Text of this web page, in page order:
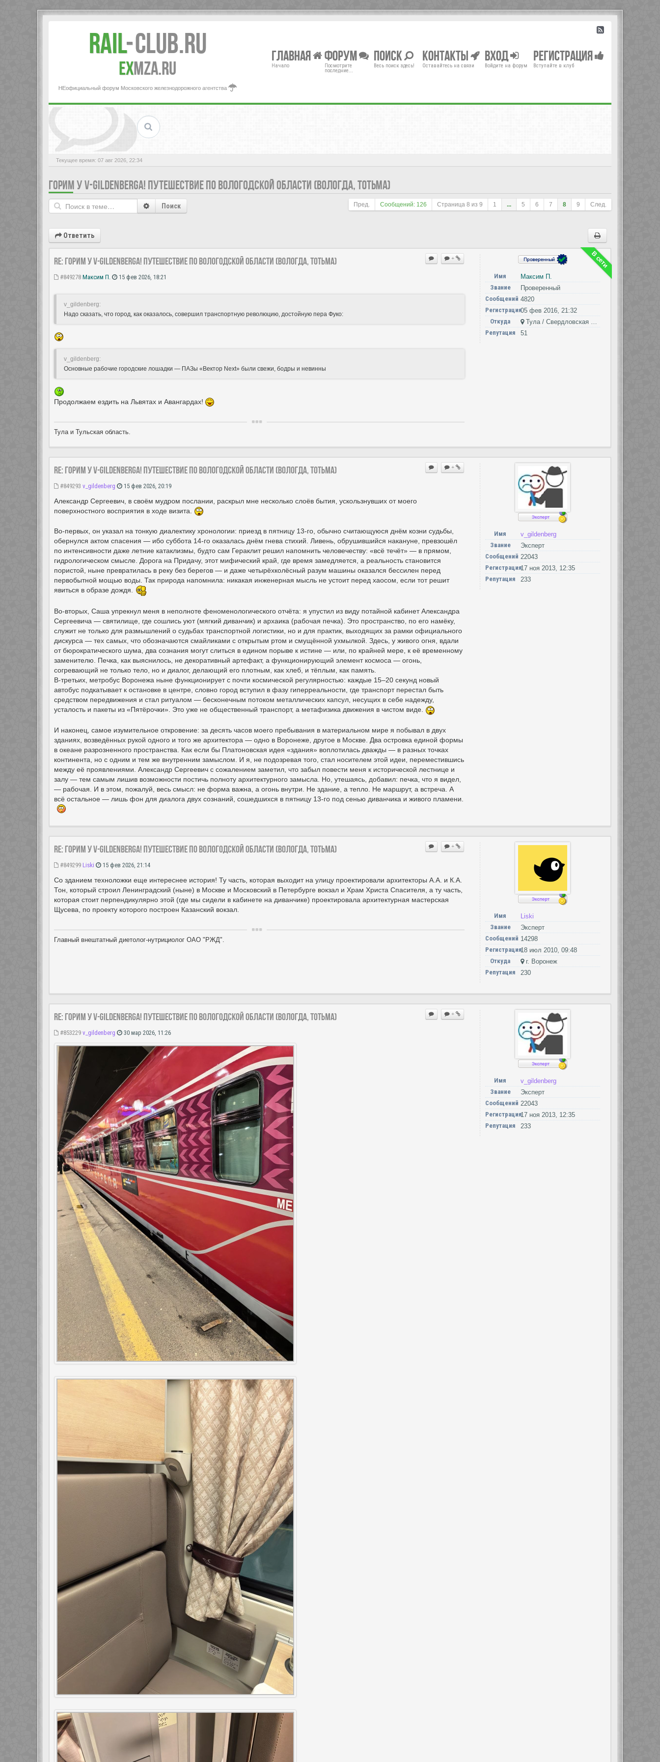
Rail-Club.RU
exMZA.RU
НЕофициальный форум Московского железнодорожного агентства
Главная
Начало
Форум
Посмотрите
последние...
Поиск
Весь поиск здесь!
Контакты
Оставайтесь на связи
Вход
Войдите на форум
Регистрация
Вступайте в клуб
Текущее время: 07 авг 2026, 22:34
ГОРИМ У V-GILDENBERGA! ПУТЕШЕСТВИЕ ПО ВОЛОГОДСКОЙ ОБЛАСТИ (ВОЛОГДА, ТОТЬМА)
Пред. Сообщений: 126 Страница 8 из 9 1 ... 5 6 7 8 9 След.
Поиск
Ответить
+
Re: Горим у V-Gildenberga! Путешествие по Вологодской области (Вологда, Тотьма)
#849278 Максим П. 15 фев 2026, 18:21
v_gildenberg:
Надо сказать, что город, как оказалось, совершил транспортную революцию, достойную пера Фуко:
v_gildenberg:
Основные рабочие городские лошадки — ПАЗы «Вектор Next» были свежи, бодры и невинны
Продолжаем ездить на Львятах и Авангардах!
Тула и Тульская область.
Имя
Максим П.
Звание
Проверенный
Сообщений 4820
Регистрация05 фев 2016, 21:32
Откуда
Тула / Свердловская область
Репутация
51
В сети
+
Re: Горим у V-Gildenberga! Путешествие по Вологодской области (Вологда, Тотьма)
#849293 v_gildenberg 15 фев 2026, 20:19
Александр Сергеевич, в своём мудром послании, раскрыл мне несколько слоёв бытия, ускользнувших от моего
поверхностного восприятия в ходе визита.
Во-первых, он указал на тонкую диалектику хронологии: приезд в пятницу 13-го, обычно считающуюся днём козни судьбы,
обернулся актом спасения — ибо суббота 14-го оказалась днём гнева стихий. Ливень, обрушившийся накануне, превзошёл
по интенсивности даже летние катаклизмы, будто сам Гераклит решил напомнить человечеству: «всё течёт» — в прямом,
гидрологическом смысле. Дорога на Придачу, этот мифический край, где время замедляется, а реальность становится
пористой, ныне превратилась в реку без берегов — и даже четырёхколёсный разум машины оказался бессилен перед
первобытной мощью воды. Так природа напомнила: никакая инженерная мысль не устоит перед хаосом, если тот решит
явиться в образе дождя.
Во-вторых, Саша упрекнул меня в неполноте феноменологического отчёта: я упустил из виду потайной кабинет Александра
Сергеевича — святилище, где сошлись уют (мягкий диванчик) и архаика (рабочая печка). Это пространство, по его намёку,
служит не только для размышлений о судьбах транспортной логистики, но и для практик, выходящих за рамки официального
дискурса — тех самых, что обозначаются смайликами с открытым ртом и смущённой ухмылкой. Здесь, у живого огня, вдали
от бюрократического шума, два сознания могут слиться в едином порыве к истине — или, по крайней мере, к её временному
заменителю. Печка, как выяснилось, не декоративный артефакт, а функционирующий элемент космоса — огонь,
согревающий не только тело, но и диалог, делающий его плотным, как хлеб, и тёплым, как память.
В-третьих, метробус Воронежа ныне функционирует с почти космической регулярностью: каждые 15–20 секунд новый
автобус подкатывает к остановке в центре, словно город вступил в фазу гиперреальности, где транспорт перестал быть
средством передвижения и стал ритуалом — бесконечным потоком металлических капсул, несущих в себе надежду,
усталость и пакеты из «Пятёрочки». Это уже не общественный транспорт, а метафизика движения в чистом виде.
И наконец, самое изумительное откровение: за десять часов моего пребывания в материальном мире я побывал в двух
зданиях, возведённых рукой одного и того же архитектора — одно в Воронеже, другое в Москве. Два островка единой формы
в океане разрозненного пространства. Как если бы Платоновская идея «здания» воплотилась дважды — в разных точках
континента, но с одним и тем же внутренним замыслом. И я, не подозревая того, стал носителем этой идеи, переместившись
между её проявлениями. Александр Сергеевич с сожалением заметил, что забыл повести меня к исторической лестнице и
залу — тем самым лишив возможности постичь полноту архитектурного замысла. Но, утешаясь, добавил: печка, что я видел,
— рабочая. И в этом, пожалуй, весь смысл: не форма важна, а огонь внутри. Не здание, а тепло. Не маршрут, а встреча. А
всё остальное — лишь фон для диалога двух сознаний, сошедшихся в пятницу 13-го под сенью диванчика и живого пламени.
Имя
v_gildenberg
Звание
Эксперт
Сообщений 22043
Регистрация17 ноя 2013, 12:35
Репутация
233
+
Re: Горим у V-Gildenberga! Путешествие по Вологодской области (Вологда, Тотьма)
#849299 Liski 15 фев 2026, 21:14
Со зданием техноложки еще интереснее история! Ту часть, которая выходит на улицу проектировали архитекторы А.А. и К.А.
Тон, который строил Ленинградский (ныне) в Москве и Московский в Петербурге вокзал и Храм Христа Спасителя, а ту часть,
которая стоит перпендикулярно этой (где мы сидели в кабинете на диванчике) проектировала архитектурная мастерская
Щусева, по проекту которого построен Казанский вокзал.
Главный внештатный диетолог-нутрициолог ОАО "РЖД".
Имя
Liski
Звание
Эксперт
Сообщений 14298
Регистрация18 июл 2010, 09:48
Откуда
г. Воронеж
Репутация
230
+
Re: Горим у V-Gildenberga! Путешествие по Вологодской области (Вологда, Тотьма)
#853229 v_gildenberg 30 мар 2026, 11:26
Имя
v_gildenberg
Звание
Эксперт
Сообщений 22043
Регистрация17 ноя 2013, 12:35
Репутация
233